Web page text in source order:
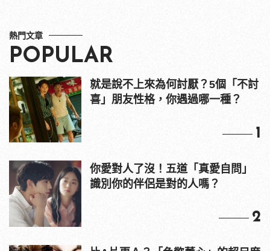
熱門文章
POPULAR
就是說不上來為何討厭？5個「不討
喜」朋友性格，你遇過哪一種？
1
你愛對人了沒！五道「真愛自問」
識別你的伴侶是對的人嗎？
2